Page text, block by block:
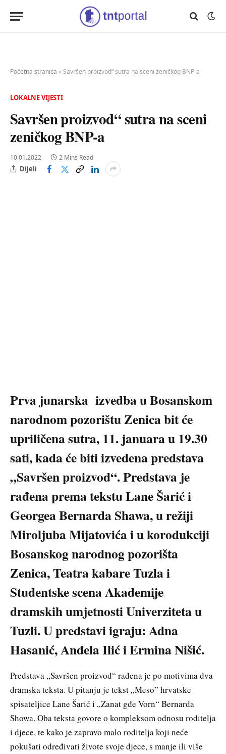
Početna stranica »Savršen proizvod“ sutra na sceni zeničkog BNP-a
LOKALNE VIJESTI
Savršen proizvod“ sutra na sceni
zeničkog BNP-a
10.01.2022 2 Mins Read
Dijeli
Prva junarska izvedba u Bosanskom
narodnom pozorištu Zenica bit će
upriličena sutra, 11. januara u 19.30
sati, kada će biti izvedena predstava
„Savršen proizvod“. Predstava je
rađena prema tekstu Lane Šarić i
Georgea Bernarda Shawa, u režiji
Miroljuba Mijatovića i u korodukciji
Bosanskog narodnog pozorišta
Zenica, Teatra kabare Tuzla i
Studentske scena Akademije
dramskih umjetnosti Univerziteta u
Tuzli. U predstavi igraju: Adna
Hasanić, Anđela Ilić i Ermina Nišić.
Predstava „Savršen proizvod“ rađena je po motivima dva
dramska teksta. U pitanju je tekst „Meso” hrvatske
spisateljice Lane Šarić i „Zanat gđe Vorn“ Bernarda
Showa. Oba teksta govore o kompleksom odnosu roditelja
i djece, te kako je zapravo malo roditelja koji neće
pokušati određivati živote svoje djece, s manje ili više